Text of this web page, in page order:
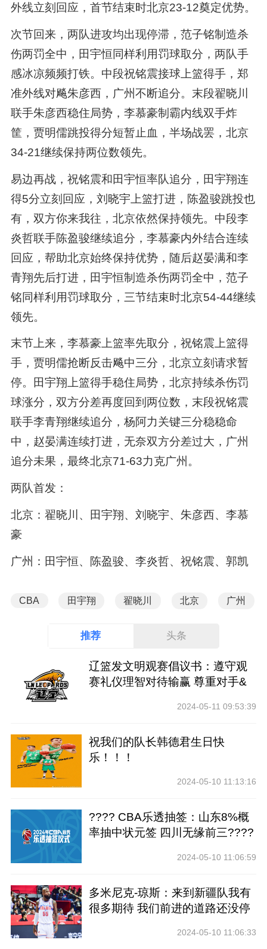
外线立刻回应，首节结束时北京23-12奠定优势。
次节回来，两队进攻均出现停滞，范子铭制造杀
伤两罚全中，田宇恒同样利用罚球取分，两队手
感冰凉频频打铁。中段祝铭震接球上篮得手，郑
准外线对飚朱彦西，广州不断追分。末段翟晓川
联手朱彦西稳住局势，李慕豪制霸内线双手炸
筐，贾明儒跳投得分短暂止血，半场战罢，北京
34-21继续保持两位数领先。
易边再战，祝铭震和田宇恒率队追分，田宇翔连
得5分立刻回应，刘晓宇上篮打进，陈盈骏跳投也
有，双方你来我往，北京依然保持领先。中段李
炎哲联手陈盈骏继续追分，李慕豪内外结合连续
回应，帮助北京始终保持优势，随后赵晏满和李
青翔先后打进，田宇恒制造杀伤两罚全中，范子
铭同样利用罚球取分，三节结束时北京54-44继续
领先。
末节上来，李慕豪上篮率先取分，祝铭震上篮得
手，贾明儒抢断反击飚中三分，北京立刻请求暂
停。田宇翔上篮得手稳住局势，北京持续杀伤罚
球涨分，双方分差再度回到两位数，末段祝铭震
联手李青翔继续追分，杨阿力关键三分稳稳命
中，赵晏满连续打进，无奈双方分差过大，广州
追分未果，最终北京71-63力克广州。
两队首发：
北京：翟晓川、田宇翔、刘晓宇、朱彦西、李慕
豪
广州：田宇恒、陈盈骏、李炎哲、祝铭震、郭凯
CBA 田宇翔 翟晓川 北京 广州
推荐 头条
辽篮发文明观赛倡议书：遵守观
赛礼仪理智对待输赢 尊重对手&
2024-05-11 09:53:39
祝我们的队长韩德君生日快
乐！！！
2024-05-10 11:13:16
???? CBA乐透抽签：山东8%概
率抽中状元签 四川无缘前三????
2024-05-10 11:06:59
多米尼克-琼斯：来到新疆队我有
很多期待 我们前进的道路还没停
2024-05-10 11:06:33